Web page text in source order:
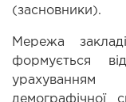
(засновники).
Мережа
формується
урахуванням
демографічної